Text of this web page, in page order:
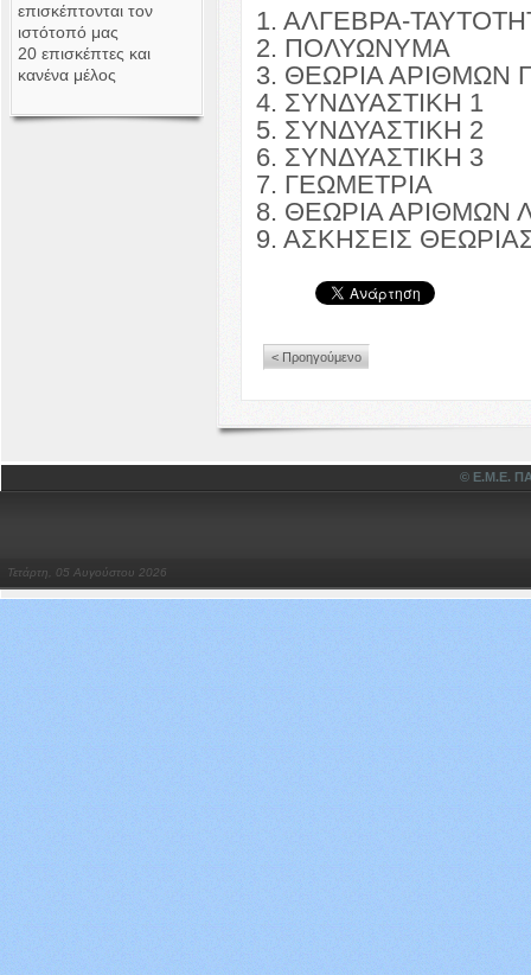
επισκέπτονται τον
ιστότοπό μας
20 επισκέπτες και
κανένα μέλος
1. ΑΛΓΕΒΡΑ-
2. ΠΟΛΥΩΝΥΜΑ
3. ΘΕΩΡΙΑ ΑΡΙΘΜΩΝ
4. ΣΥΝΔΥΑΣΤΙΚΗ 1
5. ΣΥΝΔΥΑΣΤΙΚΗ 2
6. ΣΥΝΔΥΑΣΤΙΚΗ 3
7. ΓΕΩΜΕΤΡΙΑ
8. ΘΕΩΡΙΑ ΑΡΙΘΜΩΝ
9. ΑΣΚΗΣΕΙΣ
< Προηγούμενο
© Ε.Μ.Ε.
Τετάρτη, 05 Αυγούστου 2026